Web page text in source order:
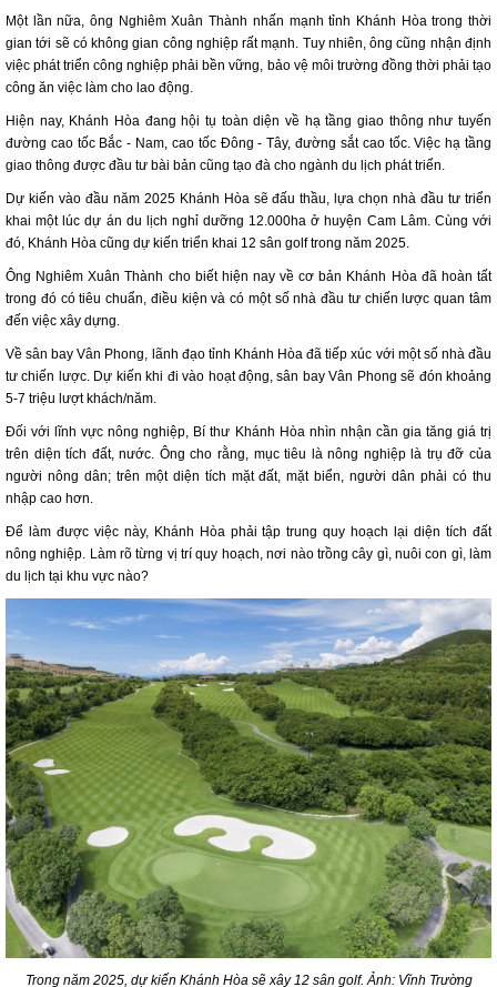
Một lần nữa, ông Nghiêm Xuân Thành nhấn mạnh tỉnh Khánh Hòa trong thời
gian tới sẽ có không gian công nghiệp rất mạnh. Tuy nhiên, ông cũng nhận định
việc phát triển công nghiệp phải bền vững, bảo vệ môi trường đồng thời phải tạo
công ăn việc làm cho lao động.
Hiện nay, Khánh Hòa đang hội tụ toàn diện về hạ tầng giao thông như tuyến
đường cao tốc Bắc - Nam, cao tốc Đông - Tây, đường sắt cao tốc. Việc hạ tầng
giao thông được đầu tư bài bản cũng tạo đà cho ngành du lịch phát triển.
Dự kiến vào đầu năm 2025 Khánh Hòa sẽ đấu thầu, lựa chọn nhà đầu tư triển
khai một lúc dự án du lịch nghỉ dưỡng 12.000ha ở huyện Cam Lâm. Cùng với
đó, Khánh Hòa cũng dự kiến triển khai 12 sân golf trong năm 2025.
Ông Nghiêm Xuân Thành cho biết hiện nay về cơ bản Khánh Hòa đã hoàn tất
trong đó có tiêu chuẩn, điều kiện và có một số nhà đầu tư chiến lược quan tâm
đến việc xây dựng.
Về sân bay Vân Phong, lãnh đạo tỉnh Khánh Hòa đã tiếp xúc với một số nhà đầu
tư chiến lược. Dự kiến khi đi vào hoạt động, sân bay Vân Phong sẽ đón khoảng
5-7 triệu lượt khách/năm.
Đối với lĩnh vực nông nghiệp, Bí thư Khánh Hòa nhìn nhận cần gia tăng giá trị
trên diện tích đất, nước. Ông cho rằng, mục tiêu là nông nghiệp là trụ đỡ của
người nông dân; trên một diện tích mặt đất, mặt biển, người dân phải có thu
nhập cao hơn.
Để làm được việc này, Khánh Hòa phải tập trung quy hoạch lại diện tích đất
nông nghiệp. Làm rõ từng vị trí quy hoạch, nơi nào trồng cây gì, nuôi con gì, làm
du lịch tại khu vực nào?
Trong năm 2025, dự kiến Khánh Hòa sẽ xây 12 sân golf. Ảnh: Vĩnh Trường